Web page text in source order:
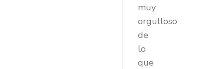
muy
orgulloso
de
lo
que